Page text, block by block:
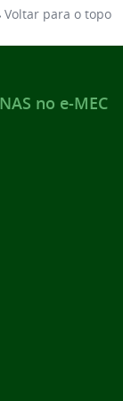
Voltar para o topo
no e-MEC